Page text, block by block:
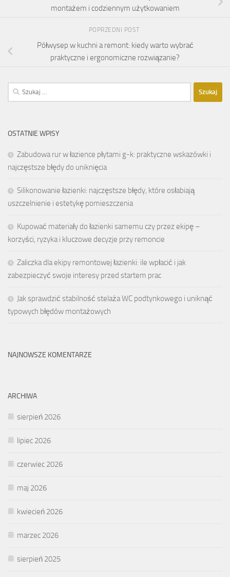
montażem i codziennym użytkowaniem
POPRZEDNI POST
Półwysep w kuchni a remont: kiedy warto wybrać
praktyczne i ergonomiczne rozwiązanie?
Szukaj:
OSTATNIE WPISY
Zabudowa rur w łazience płytami g-k: praktyczne wskazówki i
najczęstsze błędy do uniknięcia
Silikonowanie łazienki: najczęstsze błędy, które osłabiają
uszczelnienie i estetykę pomieszczenia
Kupować materiały do łazienki samemu czy przez ekipę –
korzyści, ryzyka i kluczowe decyzje przy remoncie
Zaliczka dla ekipy remontowej łazienki: ile wpłacić i jak
zabezpieczyć swoje interesy przed startem prac
Jak sprawdzić stabilność stelaża WC podtynkowego i uniknąć
typowych błędów montażowych
NAJNOWSZE KOMENTARZE
ARCHIWA
sierpień 2026
lipiec 2026
czerwiec 2026
maj 2026
kwiecień 2026
marzec 2026
sierpień 2025